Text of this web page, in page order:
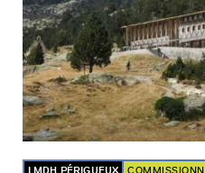
LMDH PÉRIGUEUX